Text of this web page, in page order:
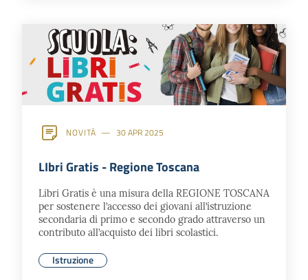
NOVITÀ 30 APR 2025
LIbri Gratis - Regione Toscana
Libri Gratis è una misura della REGIONE TOSCANA
per sostenere l’accesso dei giovani all’istruzione
secondaria di primo e secondo grado attraverso un
contributo all’acquisto dei libri scolastici.
Istruzione